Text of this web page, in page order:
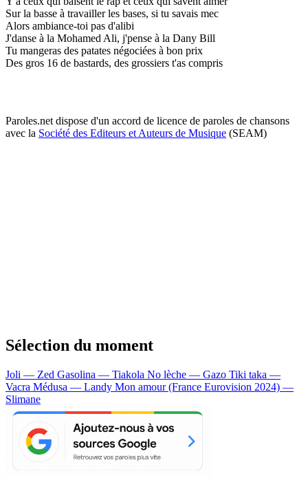
Sur la basse à travailler les bases, si tu savais mec
Alors ambiance-toi pas d'alibi
J'danse à la Mohamed Ali, j'pense à la Dany Bill
Tu mangeras des patates négociées à bon prix
Des gros 16 de bastards, des grossiers t'as compris
Paroles.net dispose d'un accord de licence de paroles de chansons
avec la Société des Editeurs et Auteurs de Musique (SEAM)
Sélection du moment
Joli — Zed Gasolina — Tiakola No lèche — Gazo Tiki taka —
Vacra Médusa — Landy Mon amour (France Eurovision 2024) —
Slimane